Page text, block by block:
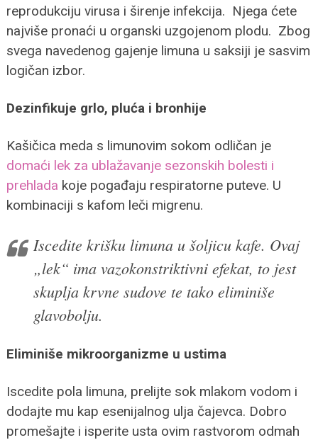
reprodukciju virusa i širenje infekcija. Njega ćete
najviše pronaći u organski uzgojenom plodu. Zbog
svega navedenog gajenje limuna u saksiji je sasvim
logičan izbor.
Dezinfikuje grlo, pluća i bronhije
Kašičica meda s limunovim sokom odličan je
domaći lek za ublažavanje sezonskih bolesti i
prehlada koje pogađaju respiratorne puteve. U
kombinaciji s kafom leči migrenu.
Iscedite krišku limuna u šoljicu kafe. Ovaj
„lek“ ima vazokonstriktivni efekat, to jest
skuplja krvne sudove te tako eliminiše
glavobolju.
Eliminiše mikroorganizme u ustima
Iscedite pola limuna, prelijte sok mlakom vodom i
dodajte mu kap esenijalnog ulja čajevca. Dobro
promešajte i isperite usta ovim rastvorom odmah